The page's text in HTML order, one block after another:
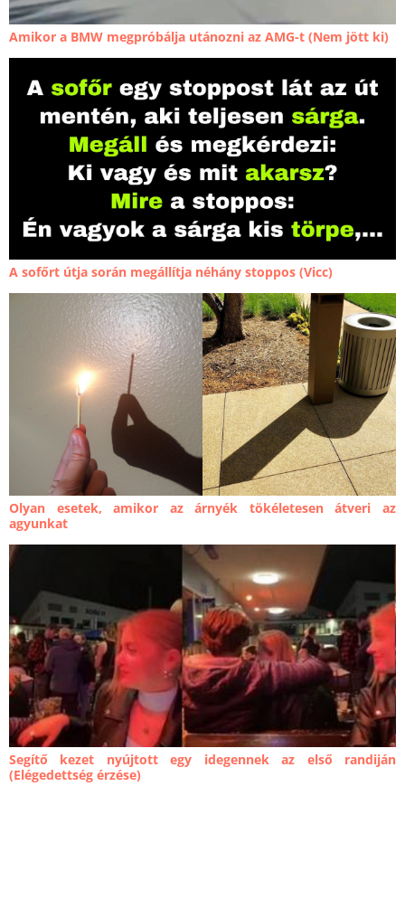
Amikor a BMW megpróbálja utánozni az AMG-t (Nem jött ki)
A sofőrt útja során megállítja néhány stoppos (Vicc)
Olyan esetek, amikor az árnyék tökéletesen átveri az
agyunkat
Segítő kezet nyújtott egy idegennek az első randiján
(Elégedettség érzése)